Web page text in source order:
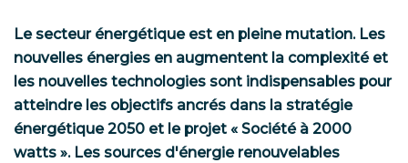
Le secteur énergétique est en pleine mutation. Les
nouvelles énergies en augmentent la complexité et
les nouvelles technologies sont indispensables pour
atteindre les objectifs ancrés dans la stratégie
énergétique 2050 et le projet « Société à 2000
watts ». Les sources d'énergie renouvelables